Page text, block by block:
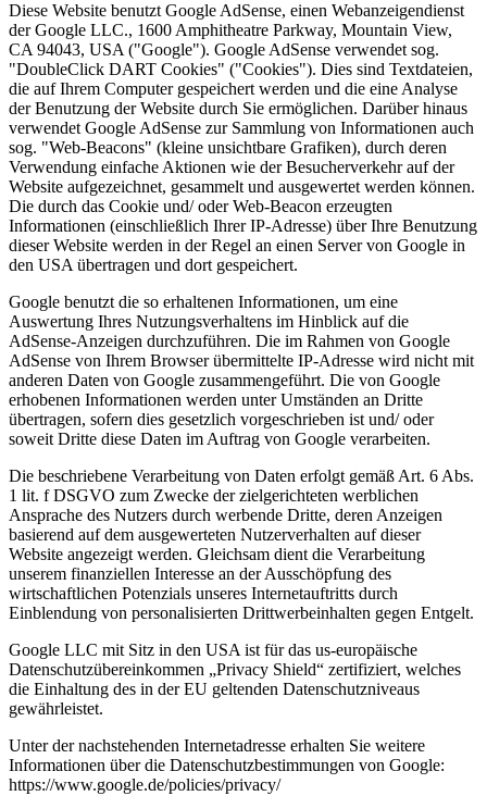
Diese Website benutzt Google AdSense, einen Webanzeigendienst
der Google LLC., 1600 Amphitheatre Parkway, Mountain View,
CA 94043, USA ("Google"). Google AdSense verwendet sog.
"DoubleClick DART Cookies" ("Cookies"). Dies sind Textdateien,
die auf Ihrem Computer gespeichert werden und die eine Analyse
der Benutzung der Website durch Sie ermöglichen. Darüber hinaus
verwendet Google AdSense zur Sammlung von Informationen auch
sog. "Web-Beacons" (kleine unsichtbare Grafiken), durch deren
Verwendung einfache Aktionen wie der Besucherverkehr auf der
Website aufgezeichnet, gesammelt und ausgewertet werden können.
Die durch das Cookie und/ oder Web-Beacon erzeugten
Informationen (einschließlich Ihrer IP-Adresse) über Ihre Benutzung
dieser Website werden in der Regel an einen Server von Google in
den USA übertragen und dort gespeichert.
Google benutzt die so erhaltenen Informationen, um eine
Auswertung Ihres Nutzungsverhaltens im Hinblick auf die
AdSense-Anzeigen durchzuführen. Die im Rahmen von Google
AdSense von Ihrem Browser übermittelte IP-Adresse wird nicht mit
anderen Daten von Google zusammengeführt. Die von Google
erhobenen Informationen werden unter Umständen an Dritte
übertragen, sofern dies gesetzlich vorgeschrieben ist und/ oder
soweit Dritte diese Daten im Auftrag von Google verarbeiten.
Die beschriebene Verarbeitung von Daten erfolgt gemäß Art. 6 Abs.
1 lit. f DSGVO zum Zwecke der zielgerichteten werblichen
Ansprache des Nutzers durch werbende Dritte, deren Anzeigen
basierend auf dem ausgewerteten Nutzerverhalten auf dieser
Website angezeigt werden. Gleichsam dient die Verarbeitung
unserem finanziellen Interesse an der Ausschöpfung des
wirtschaftlichen Potenzials unseres Internetauftritts durch
Einblendung von personalisierten Drittwerbeinhalten gegen Entgelt.
Google LLC mit Sitz in den USA ist für das us-europäische
Datenschutzübereinkommen „Privacy Shield“ zertifiziert, welches
die Einhaltung des in der EU geltenden Datenschutzniveaus
gewährleistet.
Unter der nachstehenden Internetadresse erhalten Sie weitere
Informationen über die Datenschutzbestimmungen von Google:
https://www.google.de/policies/privacy/